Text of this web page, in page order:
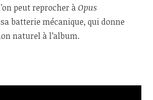
peut reprocher àOpus
batterie mécanique, qui donne
naturel à l’album.